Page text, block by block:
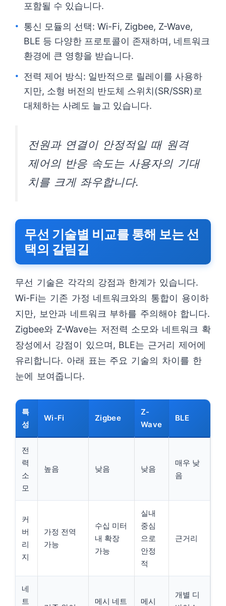
포함될 수 있습니다.
통신 모듈의 선택: Wi-Fi, Zigbee, Z-Wave,
BLE 등 다양한 프로토콜이 존재하며, 네트워크
환경에 큰 영향을 받습니다.
전력 제어 방식: 일반적으로 릴레이를 사용하
지만, 소형 버전의 반도체 스위치(SR/SSR)로
대체하는 사례도 늘고 있습니다.
전원과 연결이 안정적일 때 원격
제어의 반응 속도는 사용자의 기대
치를 크게 좌우합니다.
무선 기술별 비교를 통해 보는 선
택의 갈림길
무선 기술은 각각의 강점과 한계가 있습니다.
Wi-Fi는 기존 가정 네트워크와의 통합이 용이하
지만, 보안과 네트워크 부하를 주의해야 합니다.
Zigbee와 Z-Wave는 저전력 소모와 네트워크 확
장성에서 강점이 있으며, BLE는 근거리 제어에
유리합니다. 아래 표는 주요 기술의 차이를 한
눈에 보여줍니다.
특
성
Wi-Fi Zigbee
Z-
Wave
BLE
전
력
소
모
높음 낮음 낮음
매우 낮
음
커
버
리
지
가정 전역
가능
수십 미터
내 확장
가능
실내
중심
으로
안정
적
근거리
네
트
메시 네트 메시
개별 디